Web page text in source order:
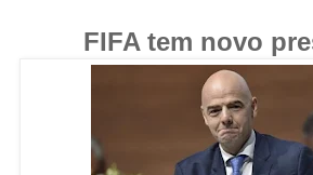
FIFA tem novo